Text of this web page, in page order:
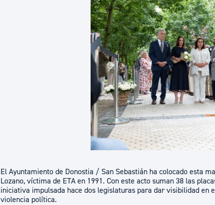
Actualidad
Agenda cultural
El Ayuntamiento de Donostia / San Sebastián ha colocado esta
Lozano, víctima de ETA en 1991. Con este acto suman 38 las
iniciativa impulsada hace dos legislaturas para dar visibilidad en
violencia política.